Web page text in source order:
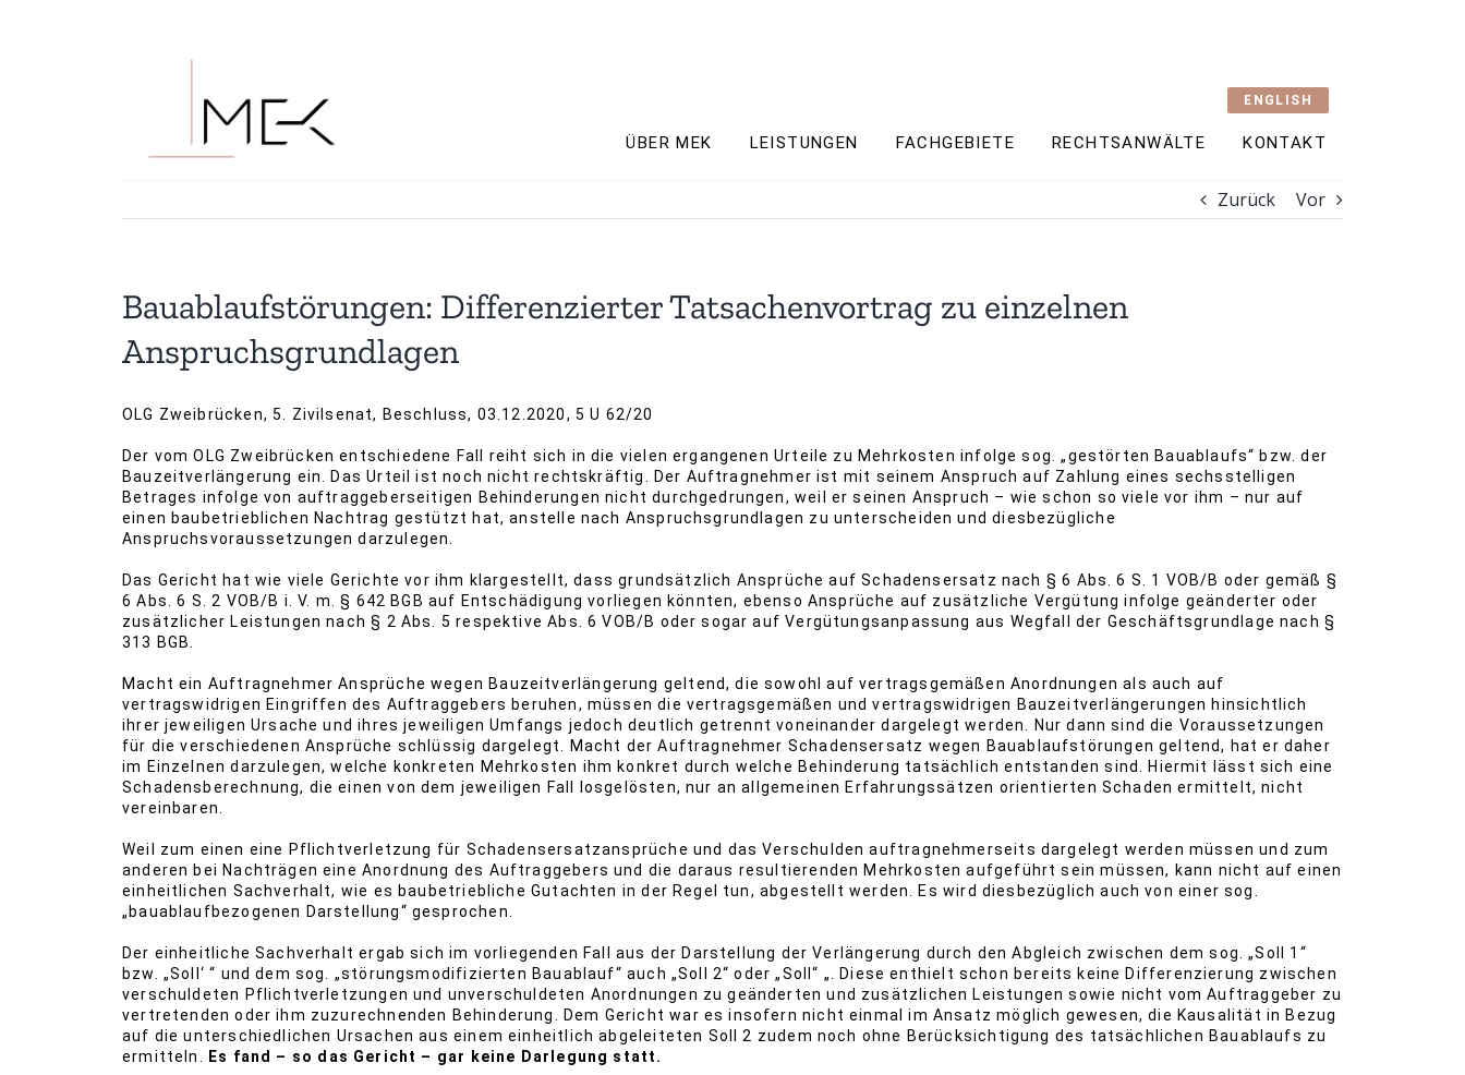
ÜBER MEK LEISTUNGEN FACHGEBIETE RECHTSANWÄLTE KONTAKT
ENGLISH
Zurück Vor
Bauablaufstörungen: Differenzierter Tatsachenvortrag zu einzelnen
Anspruchsgrundlagen
OLG Zweibrücken, 5. Zivilsenat, Beschluss, 03.12.2020, 5 U 62/20
Der vom OLG Zweibrücken entschiedene Fall reiht sich in die vielen ergangenen Urteile zu Mehrkosten infolge sog. „gestörten Bauablaufs“ bzw. der
Bauzeitverlängerung ein. Das Urteil ist noch nicht rechtskräftig. Der Auftragnehmer ist mit seinem Anspruch auf Zahlung eines sechsstelligen
Betrages infolge von auftraggeberseitigen Behinderungen nicht durchgedrungen, weil er seinen Anspruch – wie schon so viele vor ihm – nur auf
einen baubetrieblichen Nachtrag gestützt hat, anstelle nach Anspruchsgrundlagen zu unterscheiden und diesbezügliche
Anspruchsvoraussetzungen darzulegen.
Das Gericht hat wie viele Gerichte vor ihm klargestellt, dass grundsätzlich Ansprüche auf Schadensersatz nach § 6 Abs. 6 S. 1 VOB/B oder gemäß §
6 Abs. 6 S. 2 VOB/B i. V. m. § 642 BGB auf Entschädigung vorliegen könnten, ebenso Ansprüche auf zusätzliche Vergütung infolge geänderter oder
zusätzlicher Leistungen nach § 2 Abs. 5 respektive Abs. 6 VOB/B oder sogar auf Vergütungsanpassung aus Wegfall der Geschäftsgrundlage nach §
313 BGB.
Macht ein Auftragnehmer Ansprüche wegen Bauzeitverlängerung geltend, die sowohl auf vertragsgemäßen Anordnungen als auch auf
vertragswidrigen Eingriffen des Auftraggebers beruhen, müssen die vertragsgemäßen und vertragswidrigen Bauzeitverlängerungen hinsichtlich
ihrer jeweiligen Ursache und ihres jeweiligen Umfangs jedoch deutlich getrennt voneinander dargelegt werden. Nur dann sind die Voraussetzungen
für die verschiedenen Ansprüche schlüssig dargelegt. Macht der Auftragnehmer Schadensersatz wegen Bauablaufstörungen geltend, hat er daher
im Einzelnen darzulegen, welche konkreten Mehrkosten ihm konkret durch welche Behinderung tatsächlich entstanden sind. Hiermit lässt sich eine
Schadensberechnung, die einen von dem jeweiligen Fall losgelösten, nur an allgemeinen Erfahrungssätzen orientierten Schaden ermittelt, nicht
vereinbaren.
Weil zum einen eine Pflichtverletzung für Schadensersatzansprüche und das Verschulden auftragnehmerseits dargelegt werden müssen und zum
anderen bei Nachträgen eine Anordnung des Auftraggebers und die daraus resultierenden Mehrkosten aufgeführt sein müssen, kann nicht auf einen
einheitlichen Sachverhalt, wie es baubetriebliche Gutachten in der Regel tun, abgestellt werden. Es wird diesbezüglich auch von einer sog.
„bauablaufbezogenen Darstellung“ gesprochen.
Der einheitliche Sachverhalt ergab sich im vorliegenden Fall aus der Darstellung der Verlängerung durch den Abgleich zwischen dem sog. „Soll 1“
bzw. „Soll‘ “ und dem sog. „störungsmodifizierten Bauablauf“ auch „Soll 2“ oder „Soll“ „. Diese enthielt schon bereits keine Differenzierung zwischen
verschuldeten Pflichtverletzungen und unverschuldeten Anordnungen zu geänderten und zusätzlichen Leistungen sowie nicht vom Auftraggeber zu
vertretenden oder ihm zuzurechnenden Behinderung. Dem Gericht war es insofern nicht einmal im Ansatz möglich gewesen, die Kausalität in Bezug
auf die unterschiedlichen Ursachen aus einem einheitlich abgeleiteten Soll 2 zudem noch ohne Berücksichtigung des tatsächlichen Bauablaufs zu
ermitteln.
Es fand – so das Gericht – gar keine Darlegung statt.